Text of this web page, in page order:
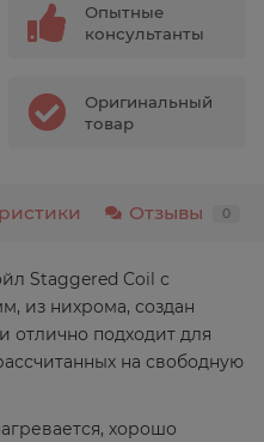
Опытные
консультанты
Оригинальный
товар
Отзывы 0
Staggered Coil с
из нихрома, создан
отлично подходит для
на свободную
хорошо